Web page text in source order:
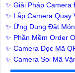
✨ Giải Pháp Camera
✨ Lắp Camera
✨ Ứng Dụng Đặt
✨ Phần Mềm Order
✨ Camera Đọc Mã
✨ Camera Soi Mã